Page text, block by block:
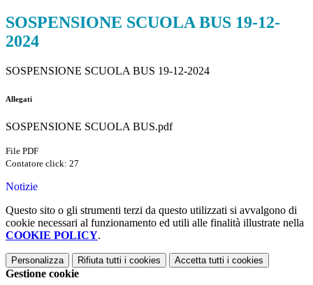
SOSPENSIONE SCUOLA BUS 19-12-
2024
SOSPENSIONE SCUOLA BUS 19-12-2024
Allegati
SOSPENSIONE SCUOLA BUS.pdf
File PDF
Contatore click: 27
Notizie
Questo sito o gli strumenti terzi da questo utilizzati si avvalgono di
cookie necessari al funzionamento ed utili alle finalità illustrate nella
COOKIE POLICY.
Personalizza Rifiuta tutti i cookies Accetta tutti i cookies
Gestione cookie